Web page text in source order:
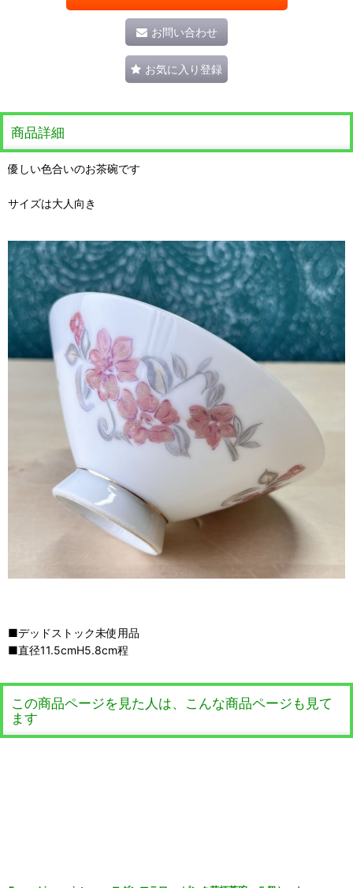
お問い合わせ
お気に入り登録
商品詳細
優しい色合いのお茶碗です
サイズは大人向き
■デッドストック未使用品
■直径11.5cmH5.8cm程
この商品ページを見た人は、こんな商品ページも見て
ます